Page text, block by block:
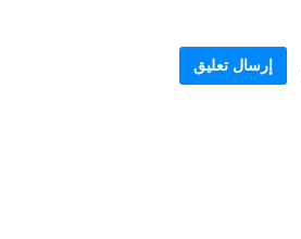
إرسال تعليق